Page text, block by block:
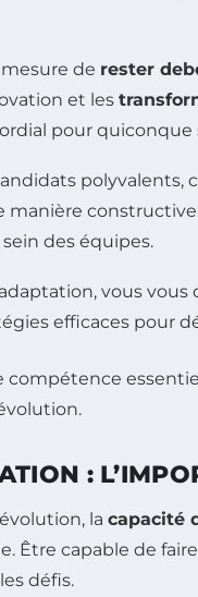
de rester
et les
pour
manière
des équipes.
vous
efficaces pour
:
la capacité
Être capable de
défis.